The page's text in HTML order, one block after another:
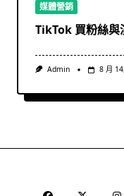
媒體營銷
TikTok 買粉絲與
Admin 8 月